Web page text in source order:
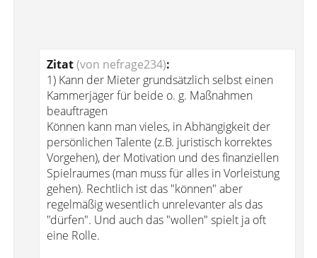
Zitat(von nefrage234):
1) Kann der Mieter grundsätzlich selbst einen
Kammerjäger für beide o. g. Maßnahmen
beauftragen
Können kann man vieles, in Abhängigkeit der
persönlichen Talente (z.B. juristisch korrektes
Vorgehen), der Motivation und des finanziellen
Spielraumes (man muss für alles in Vorleistung
gehen). Rechtlich ist das "können" aber
regelmäßig wesentlich unrelevanter als das
"dürfen". Und auch das "wollen" spielt ja oft
eine Rolle.